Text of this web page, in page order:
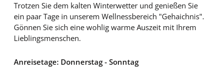
Trotzen Sie dem kalten Winterwetter und genießen Sie
ein paar Tage in unserem Wellnessbereich "Gehaichnis".
Gönnen Sie sich eine wohlig warme Auszeit mit Ihrem
Lieblingsmenschen.
Anreisetage: Donnerstag - Sonntag